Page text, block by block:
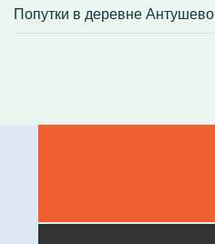
Попутки в деревне Антушево